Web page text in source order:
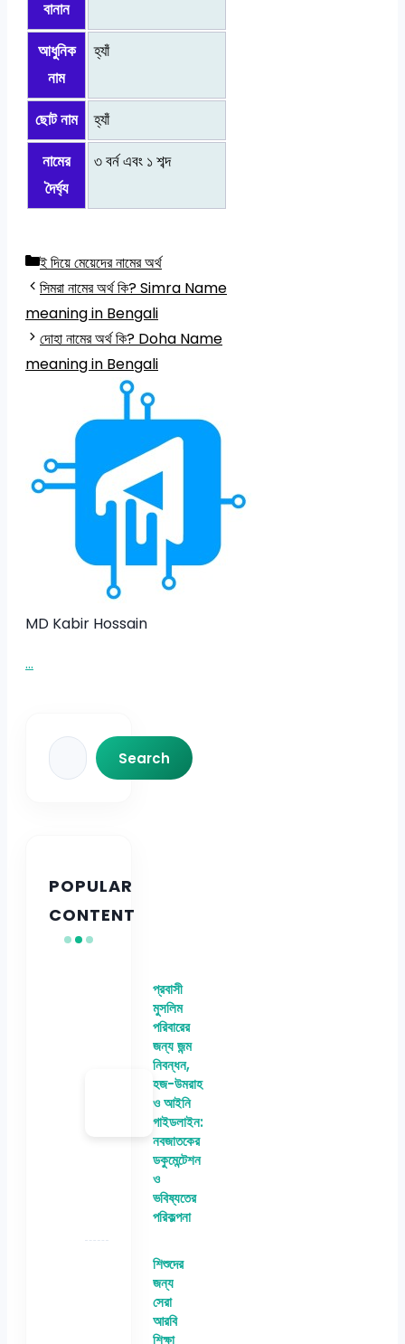
বানান
আধুনিক
নাম
হ্যাঁ
ছোট নাম হ্যাঁ
নামের
দৈর্ঘ্য
৩ বর্ন এবং ১ শব্দ
Categories
ই দিয়ে মেয়েদের নামের অর্থ
সিমরা নামের অর্থ কি? Simra Name
meaning in Bengali
দোহা নামের অর্থ কি? Doha Name
meaning in Bengali
MD Kabir Hossain
...
Search
Search
POPULAR
CONTENT
প্রবাসী
মুসলিম
পরিবারের
জন্য জন্ম
নিবন্ধন,
হজ-উমরাহ
ও আইনি
গাইডলাইন:
নবজাতকের
ডকুমেন্টেশন
ও
ভবিষ্যতের
পরিকল্পনা
শিশুদের
জন্য
সেরা
আরবি
শিক্ষা